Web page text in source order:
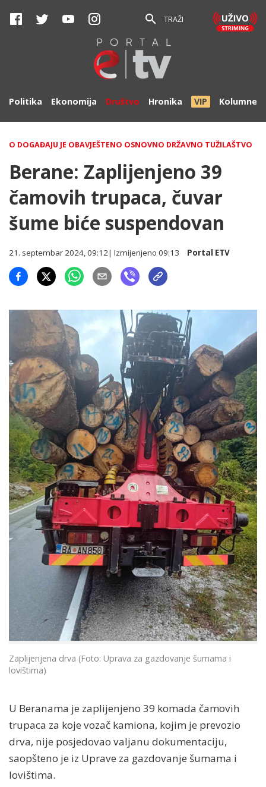
TRAŽI
Politika Ekonomija Društvo Hronika VIP Kolumne
O DOGAĐAJU JE OBAVJEŠTENO OSNOVNO DRŽAVNO TUŽILAŠTVO
Berane: Zaplijenjeno 39
čamovih trupaca, čuvar
šume biće suspendovan
21. septembar 2024, 09:12| Izmijenjeno 09:13 Portal ETV
Zaplijenjena drva (Foto: Uprava za gazdovanje šumama i
lovištima)
U Beranama je zaplijenjeno 39 komada čamovih
trupaca za koje vozač kamiona, kojim je prevozio
drva, nije posjedovao valjanu dokumentaciju,
saopšteno je iz Uprave za gazdovanje šumama i
lovištima.